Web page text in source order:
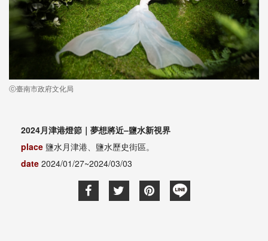
ⓒ臺南市政府文化局
2024月津港燈節｜夢想將近–鹽水新視界
place 鹽水月津港、鹽水歷史街區。
date 2024/01/27~2024/03/03